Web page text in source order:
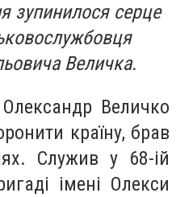
зупинилося серце
Величка.
Величко
країну, брав
Служив у 68-ій
імені Олекси